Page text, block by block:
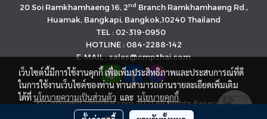
20 Soi Ramkhamhaeng 16, 2nd Branch Ramkhamhaeng Rd.,
Huamak, Bangkapi, Bangkok,10240 Thailand
TEL : 02-319-0950
HOTLINE : 084-2288-142
E-MAIL : sales@cmpthai.com
© Copyright cmpthai.com 2021 All Rights Reserved.
นโยบายคุ้มครองข้อมูลส่วนบุคคล(Privacy Policy)
เว็บไซต์นี้มีการใช้งานคุกกี้ เพื่อเพิ่มประสิทธิภาพและประสบการณ์ที่ดี
ในการใช้งานเว็บไซต์ของท่าน ท่านสามารถอ่านรายละเอียดเพิ่มเติม
ได้ที่นโยบายความเป็นส่วนตัว และ นโยบายคุกกี้